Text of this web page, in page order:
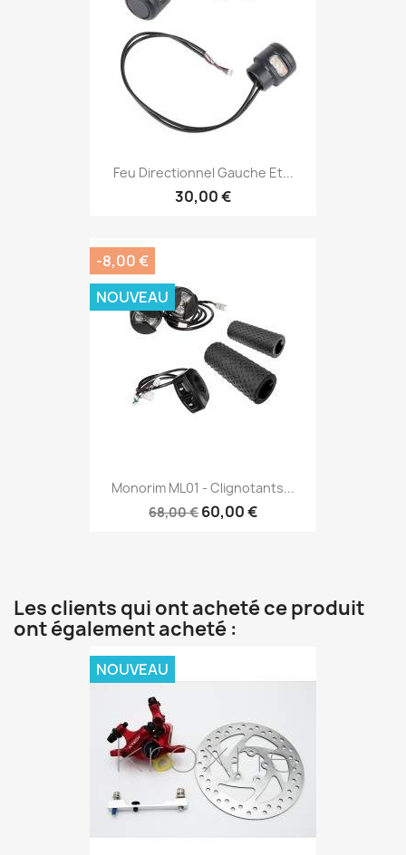
Feu Directionnel Gauche Et...
30,00 €
Monorim ML01 - Clignotants...
68,00 € 60,00 €
-8,00 €
NOUVEAU
Les clients qui ont acheté ce produit
ont également acheté :
NOUVEAU